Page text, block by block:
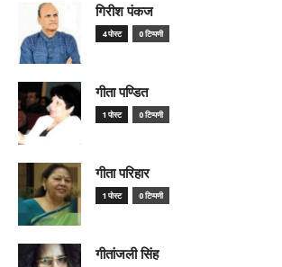
गिरीश पंकज
4 पोस्ट 0 टिप्पणी
गीता पण्डित
1 पोस्ट 0 टिप्पणी
गीता परिहार
1 पोस्ट 0 टिप्पणी
गीतांजली सिंह